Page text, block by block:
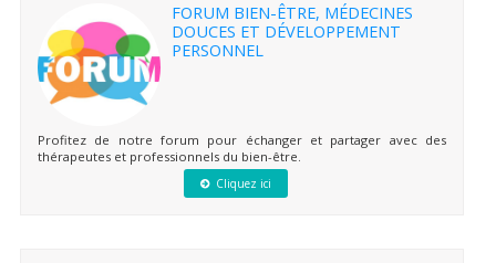
FORUM BIEN-ÊTRE, MÉDECINES
DOUCES ET DÉVELOPPEMENT
PERSONNEL
Profitez de notre forum pour échanger et partager avec des
thérapeutes et professionnels du bien-être.
Cliquez ici